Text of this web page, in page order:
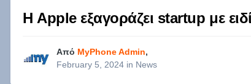
Η Apple εξαγοράζει startup με
Από MyPhone Admin,
February 5, 2024 in News